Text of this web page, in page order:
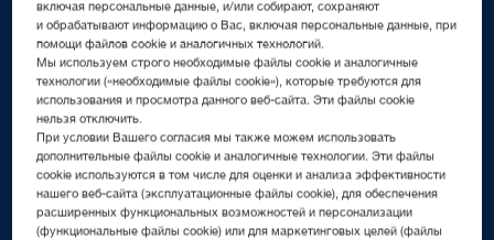
2,3млрд
евро – объем продаж в 2025 году
включая персональные данные, и/или собирают, сохраняют
и обрабатывают информацию о Вас, включая персональные данные, при
помощи файлов cookie и аналогичных технологий.
Мы используем строго необходимые файлы cookie и аналогичные
технологии («необходимые файлы cookie»), которые требуются для
использования и просмотра данного веб-сайта. Эти файлы cookie
нельзя отключить.
При условии Вашего согласия мы также можем использовать
дополнительные файлы cookie и аналогичные технологии. Эти файлы
cookie используются в том числе для оценки и анализа эффективности
нашего веб-сайта (эксплуатационные файлы cookie), для обеспечения
расширенных функциональных возможностей и персонализации
(функциональные файлы cookie) или для маркетинговых целей (файлы